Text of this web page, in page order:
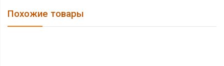
Похожие товары